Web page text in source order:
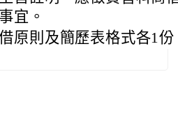
宜。
原則及簡歷表格式各1份